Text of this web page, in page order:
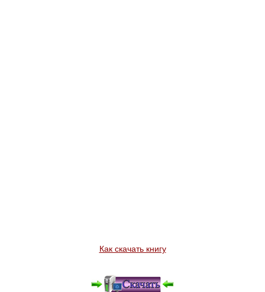
Как скачать книгу